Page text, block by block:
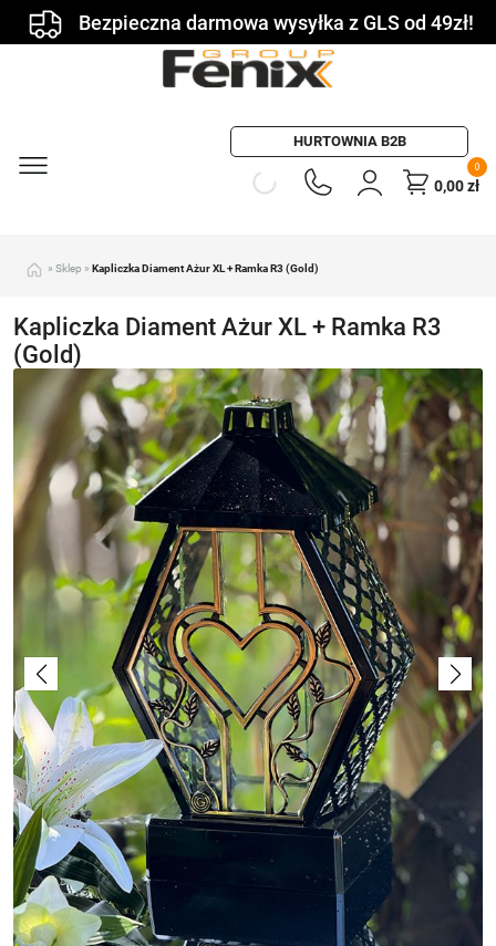
Bezpieczna darmowa wysyłka z GLS od 49zł!
HURTOWNIA B2B
0
0,00zł
» Sklep » Kapliczka Diament Ażur XL + Ramka R3 (Gold)
Kapliczka Diament Ażur XL + Ramka R3
(Gold)